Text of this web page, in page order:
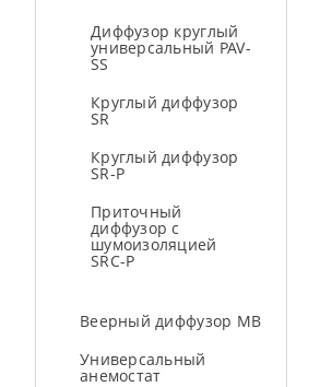
Диффузор круглый
универсальный PAV-
SS
Круглый диффузор
SR
Круглый диффузор
SR-P
Приточный
диффузор с
шумоизоляцией
SRC-P
Веерный диффузор МВ
Универсальный
анемостат